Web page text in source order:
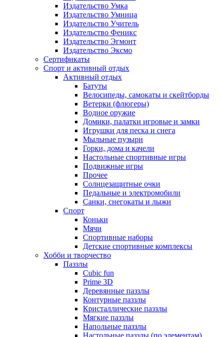
Издательство Умка
Издательство Умница
Издательство Учитель
Издательство Феникс
Издательство Эгмонт
Издательство Эксмо
Сертификаты
Спорт и активный отдых
Активный отдых
Батуты
Велосипеды, самокаты и скейтборды
Ветерки (флюгеры)
Водное оружие
Домики, палатки игровые и замки
Игрушки для песка и снега
Мыльные пузыри
Горки, дома и качели
Настольные спортивные игры
Подвижные игры
Прочее
Солнцезащитные очки
Педальные и электромобили
Санки, снегокаты и лыжи
Спорт
Коньки
Мячи
Спортивные наборы
Детские спортивные комплексы
Хобби и творчество
Паззлы
Cubic fun
Prime 3D
Деревянные паззлы
Контурные паззлы
Кристаллические паззлы
Мягкие паззлы
Напольные паззлы
Настольные паззлы (по элементам)